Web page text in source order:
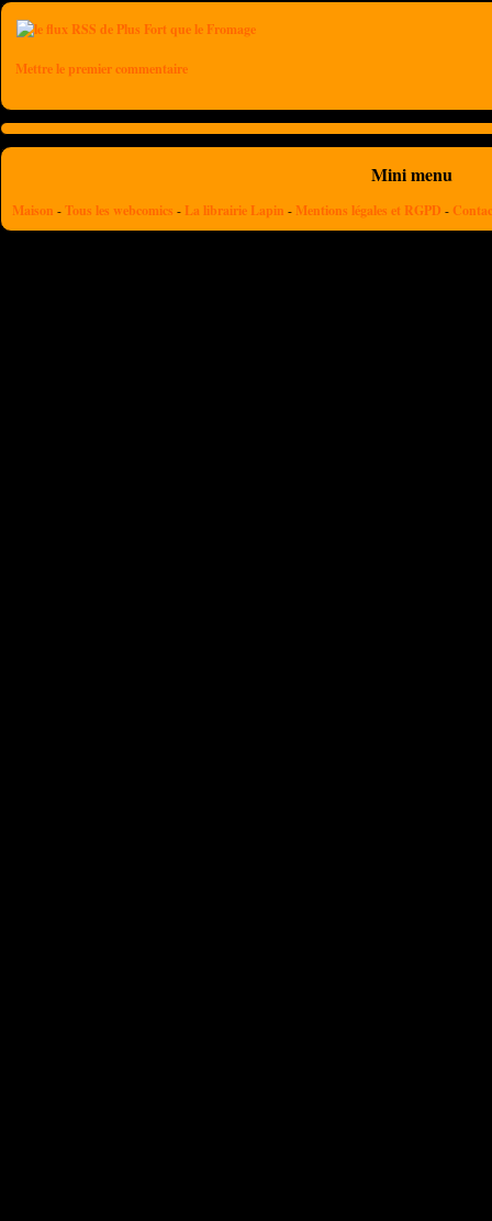
Mettre le premier commentaire
Mini menu
Maison -Tous les webcomics - La librairie Lapin - Mentions légales et RGPD -